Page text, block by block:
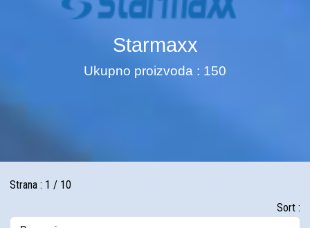
Starmaxx
Ukupno proizvoda : 150
Strana : 1 / 10
Sort :